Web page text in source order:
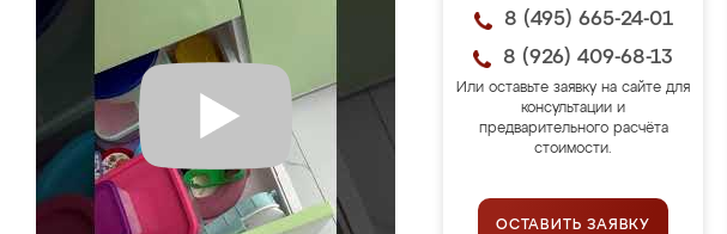
8 (495) 665-24-01
8 (926) 409-68-13
Или оставьте заявку на сайте для
консультации и
предварительного расчёта
стоимости.
ОСТАВИТЬ ЗАЯВКУ